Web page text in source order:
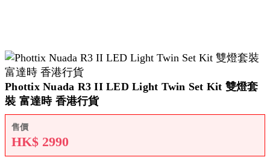
Phottix Nuada R3 II LED Light Twin Set Kit 雙燈套
裝 富達時 香港行貨
售價
HK$ 2990